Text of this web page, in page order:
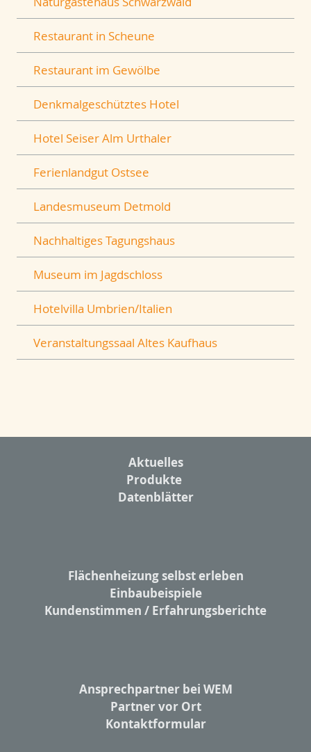
Restaurant in Scheune
Restaurant im Gewölbe
Denkmalgeschütztes Hotel
Hotel Seiser Alm Urthaler
Ferienlandgut Ostsee
Landesmuseum Detmold
Nachhaltiges Tagungshaus
Museum im Jagdschloss
Hotelvilla Umbrien/Italien
Veranstaltungssaal Altes Kaufhaus
Aktuelles
Produkte
Datenblätter
Flächenheizung selbst erleben
Einbaubeispiele
Kundenstimmen / Erfahrungsberichte
Ansprechpartner bei WEM
Partner vor Ort
Kontaktformular